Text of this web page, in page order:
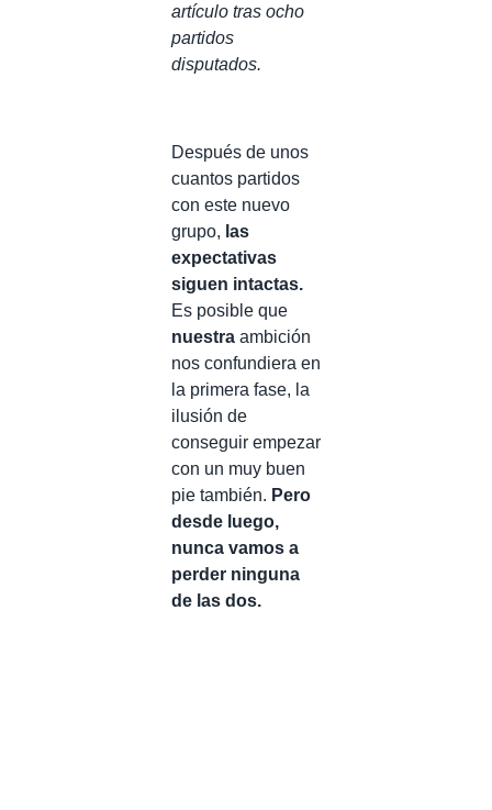
artículo tras ocho
partidos
disputados.
Después de unos
cuantos partidos
con este nuevo
grupo, las
expectativas
siguen intactas.
Es posible que
nuestra ambición
nos confundiera en
la primera fase, la
ilusión de
conseguir empezar
con un muy buen
pie también. Pero
desde luego,
nunca vamos a
perder ninguna
de las dos.